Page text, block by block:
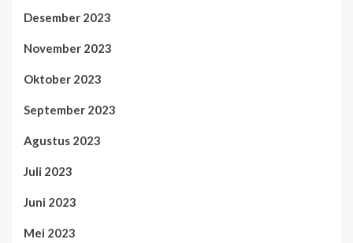
Desember 2023
November 2023
Oktober 2023
September 2023
Agustus 2023
Juli 2023
Juni 2023
Mei 2023